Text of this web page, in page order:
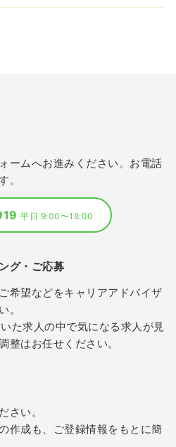
ームへお進みください。お電話
。
平日 9:00〜18:00
グ・ご応募
希望などをキャリアアドバイザ
。
た求人の中で気になる求人が見
整はお任せください。
さい。
作成も、ご登録情報をもとに簡